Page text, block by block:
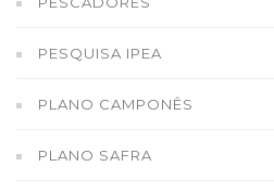
PESQUISA IPEA
PLANO CAMPONÊS
PLANO SAFRA